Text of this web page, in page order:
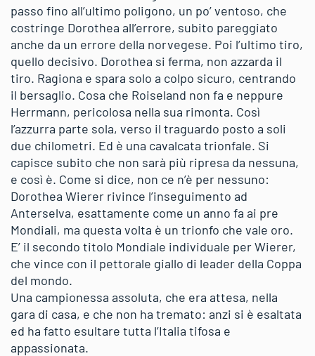
passo fino all’ultimo poligono, un po’ ventoso, che
costringe Dorothea all’errore, subito pareggiato
anche da un errore della norvegese. Poi l’ultimo tiro,
quello decisivo. Dorothea si ferma, non azzarda il
tiro. Ragiona e spara solo a colpo sicuro, centrando
il bersaglio. Cosa che Roiseland non fa e neppure
Herrmann, pericolosa nella sua rimonta. Così
l’azzurra parte sola, verso il traguardo posto a soli
due chilometri. Ed è una cavalcata trionfale. Si
capisce subito che non sarà più ripresa da nessuna,
e così è. Come si dice, non ce n’è per nessuno:
Dorothea Wierer rivince l’inseguimento ad
Anterselva, esattamente come un anno fa ai pre
Mondiali, ma questa volta è un trionfo che vale oro.
E’ il secondo titolo Mondiale individuale per Wierer,
che vince con il pettorale giallo di leader della Coppa
del mondo.
Una campionessa assoluta, che era attesa, nella
gara di casa, e che non ha tremato: anzi si è esaltata
ed ha fatto esultare tutta l’Italia tifosa e
appassionata.